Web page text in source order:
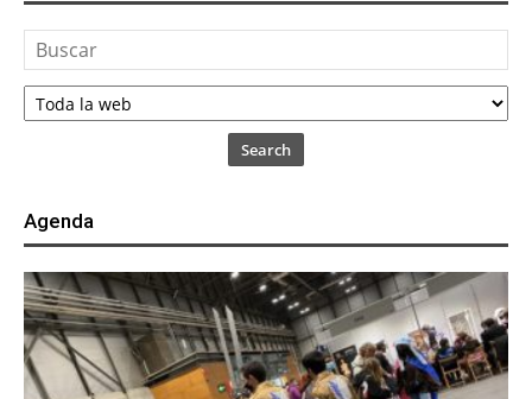
Search
Agenda